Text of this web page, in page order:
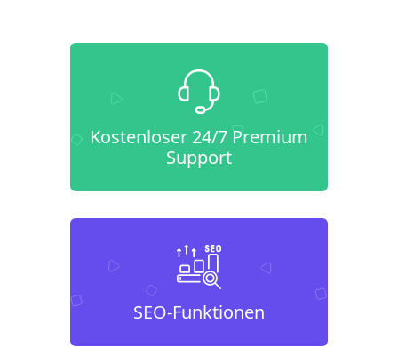
Kostenloser 24/7 Premium
Support
SEO-Funktionen